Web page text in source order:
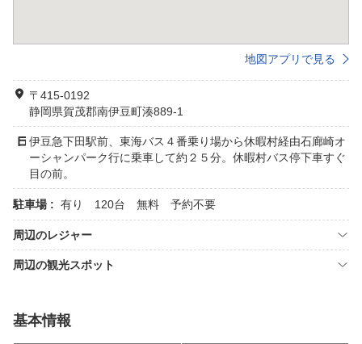
地図アプリで見る
〒415-0192
静岡県賀茂郡南伊豆町湊889-1
伊豆急下田駅前、東海バス４番乗り場から休暇村経由石廊崎オ
ーシャンパーク行に乗車して約２５分。休暇村バス停下車すぐ
目の前。
駐車場 : 有り 120台 無料 予約不要
周辺のレジャー
周辺の観光スポット
基本情報